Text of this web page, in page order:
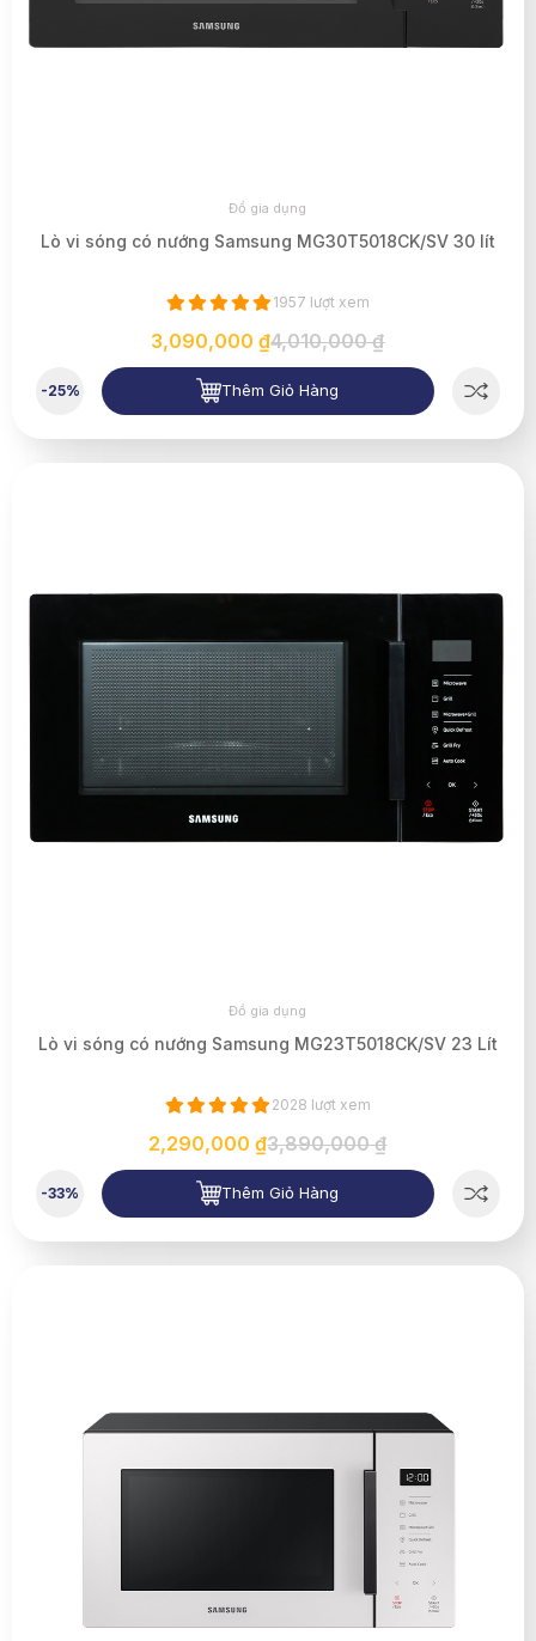
Đồ gia dụng
Lò vi sóng có nướng Samsung MG30T5018CK/SV 30 lít
1957 lượt xem
3,090,000 ₫4,010,000 ₫
-25% Thêm Giỏ Hàng
Đồ gia dụng
Lò vi sóng có nướng Samsung MG23T5018CK/SV 23 Lít
2028 lượt xem
2,290,000 ₫3,890,000 ₫
-33% Thêm Giỏ Hàng